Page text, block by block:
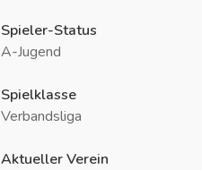
Spieler-Status
A-Jugend
Spielklasse
Verbandsliga
Aktueller Verein